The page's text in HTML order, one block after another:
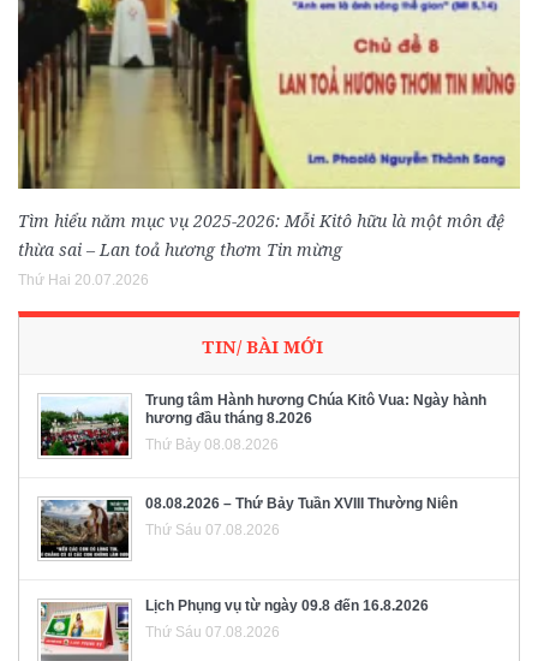
Tìm hiểu năm mục vụ 2025-2026: Mỗi Kitô hữu là một môn đệ
thừa sai – Lan toả hương thơm Tin mừng
Thứ Hai 20.07.2026
TIN/ BÀI MỚI
Trung tâm Hành hương Chúa Kitô Vua: Ngày hành
hương đầu tháng 8.2026
Thứ Bảy 08.08.2026
08.08.2026 – Thứ Bảy Tuần XVIII Thường Niên
Thứ Sáu 07.08.2026
Lịch Phụng vụ từ ngày 09.8 đến 16.8.2026
Thứ Sáu 07.08.2026